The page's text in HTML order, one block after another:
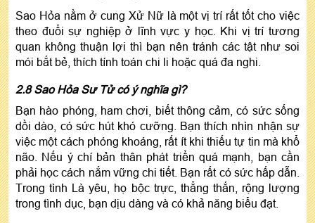
Sao Hỏa nằm ở cung Xử Nữ là một vị trí rất tốt cho việc
theo đuổi sự nghiệp ở lĩnh vực y học. Khi vị trí tương
quan không thuận lợi thì bạn nên tránh các tật như soi
mói bắt bẻ, thích tính toán chi li hoặc quá đa nghi.
2.8 Sao Hỏa Sư Tử có ý nghĩa gì?
Bạn hào phóng, ham chơi, biết thông cảm, có sức sống
dồi dào, có sức hút khó cưỡng. Bạn thích nhìn nhận sự
việc một cách phóng khoáng, rất ít khi thiếu tự tin mà khổ
não. Nếu ý chí bản thân phát triển quá mạnh, bạn cần
phải học cách nắm vững chi tiết. Bạn rất có sức hấp dẫn.
Trong tình Là yêu, họ bộc trực, thẳng thắn, rộng lượng
trong tình dục, bạn dịu dàng và có khả năng biểu đạt.